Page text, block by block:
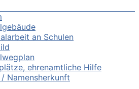
an Schulen
ehrenamtliche Hilfe
Namensherkunft